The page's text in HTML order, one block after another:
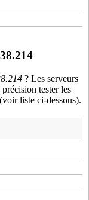
? Les serveurs
tester les
liste ci-dessous).